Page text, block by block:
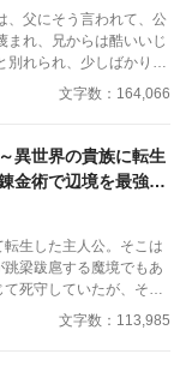
、父にそう言われて、公
まれ、兄からは酷いいじ
別れられ、少しばかり嬉
不安に悩んでいると、
時、前世が最強の【奪
文字数：164,066
異世界の貴族に転生
金術で辺境を最強の
生した主人公。そこは
梁跋扈する魔境でもあ
死守していたが、その
関係だと目されている
ロードはそれまで屋敷
文字数：113,985